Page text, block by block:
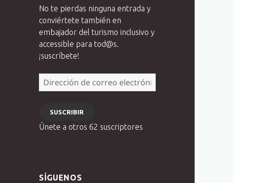
No te pierdas ninguna entrada y
conviértete también en
embajador del turismo inclusivo y
accessible para tod@s.
¡suscríbete!
Dirección
de
electrónico
SUSCRIBIR
Únete a otros 62 suscriptores
SÍGUENOS